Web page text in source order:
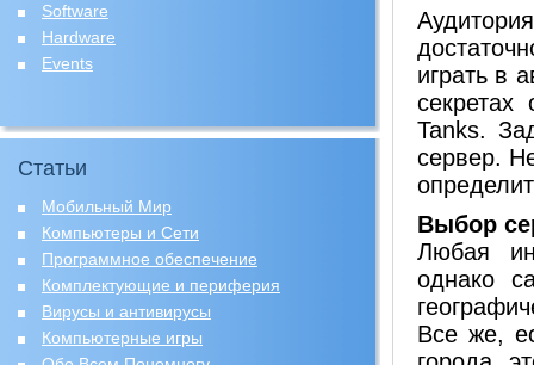
Software
Hardware
Events
Статьи
Мобильный Мир
Компьютеры и Сети
Программное обеспечение
Комплектующие и периферия
Вирусы и антивирусы
Компьютерные игры
играть в
Tanks.
сервер.
Выбор
Любая
однако
Все же,